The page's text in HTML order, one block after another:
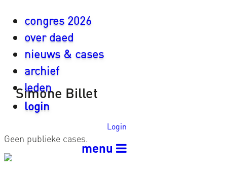
congres 2026
over daed
nieuws & cases
archief
leden
login
Login
menu
Simone Billet
Geen publieke cases.